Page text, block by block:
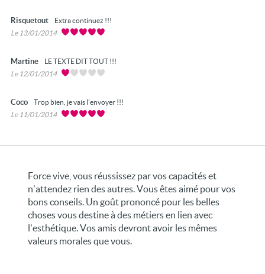
Risquetout
Extra continuez !!!
Le 13/01/2014
Martine
LE TEXTE DIT TOUT !!!
Le 12/01/2014
Coco
Trop bien, je vais l'envoyer !!!
Le 11/01/2014
Force vive, vous réussissez par vos capacités et
n'attendez rien des autres. Vous êtes aimé pour vos
bons conseils. Un goût prononcé pour les belles
choses vous destine à des métiers en lien avec
l'esthétique. Vos amis devront avoir les mêmes
valeurs morales que vous.